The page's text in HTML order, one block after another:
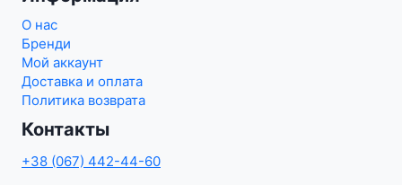
О нас
Бренди
Мой аккаунт
Доставка и оплата
Политика возврата
Контакты
+38 (067) 442-44-60